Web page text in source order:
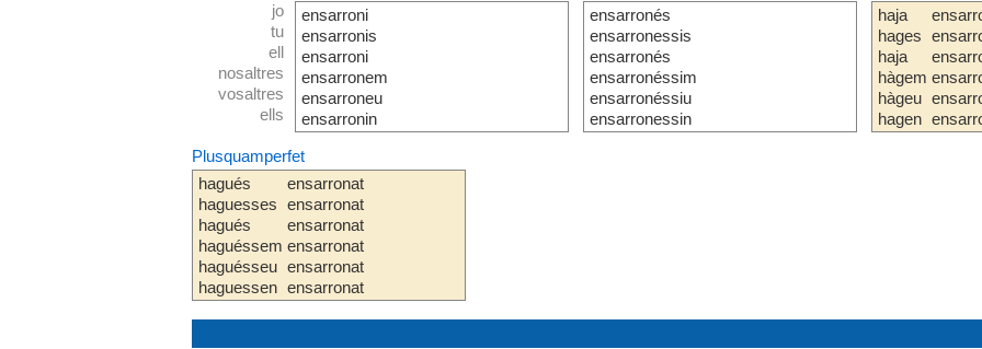
jo
tu
ell
nosaltres
vosaltres
ells
ensarroni
ensarronis
ensarroni
ensarronem
ensarroneu
ensarronin
ensarronés
ensarronessis
ensarronés
ensarronéssim
ensarronéssiu
ensarronessin
haja
hages
haja
hàgem
hàgeu
hagen
Plusquamperfet
hagués
haguesses
hagués
haguéssem
haguésseu
haguessen
ensarronat
ensarronat
ensarronat
ensarronat
ensarronat
ensarronat